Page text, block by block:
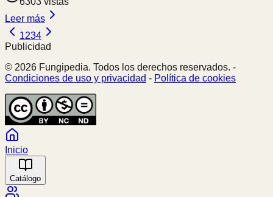
Leer más
1234
Publicidad
© 2026 Fungipedia. Todos los derechos reservados. -
Condiciones de uso y privacidad - Política de cookies
Inicio
Catálogo